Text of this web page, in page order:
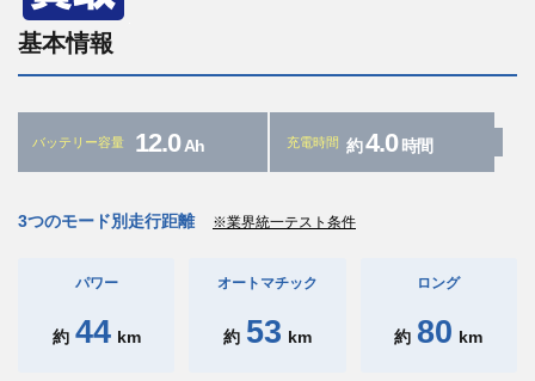
基本情報
バッテリー容量 12.0 Ah 充電時間 約4.0 時間
3つのモード別走行距離 ※業界統一テスト条件
パワー
約 44 km
オートマチック
約 53 km
ロング
約 80 km